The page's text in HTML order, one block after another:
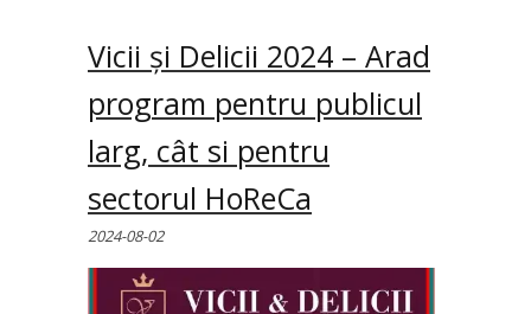
Vicii și Delicii 2024 – Arad
program pentru publicul
larg, cât si pentru
sectorul HoReCa
2024-08-02